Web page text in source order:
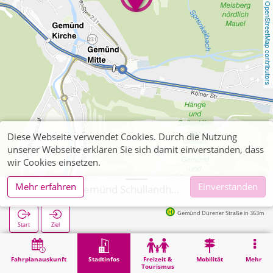
OpenStreetMap contributors
Fahrplanauskunft Stadtinfos
Freizeit &
Tourismus
Mobilität Mehr
Start Ziel
Gemünd Dürener Straße in 363m
Stadtinfos Schleiden, Gemünd Schullandheim Schleiden/Gemünd
Diese Webseite verwendet Cookies. Durch die Nutzung
unserer Webseite erklären Sie sich damit einverstanden, dass
wir Cookies einsetzen.
Mehr erfahren
Einverstanden